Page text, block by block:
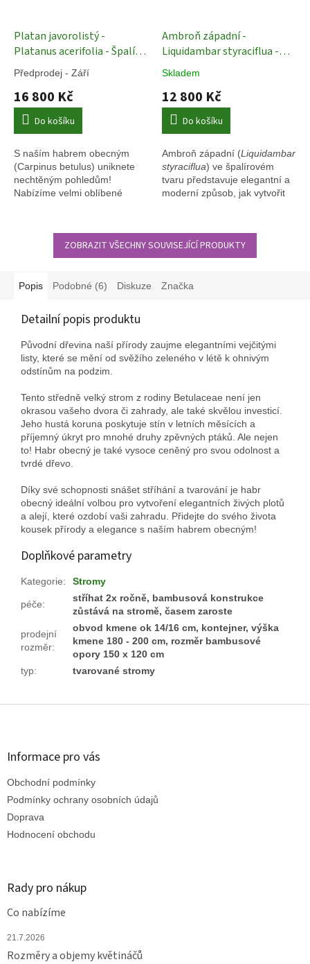
Platan javorolistý -
Platanus acerifolia - Špalír
ok 20/25 Exkluziv
Předprodej - Září
16 800 Kč
Do košíku
S naším habrem obecným
(Carpinus betulus) uniknete
nechtěným pohledům!
Nabízíme velmi oblíbené
Ambroň západní -
Liquidambar styraciflua -
Špalír ok 12/14
Skladem
12 800 Kč
Do košíku
Ambroň západní (Liquidambar
styraciflua) ve špalírovém
tvaru představuje elegantní a
moderní způsob, jak vytvořit
poskytuje příjemné soukromí,
a proto se skvěle hodí
zejména do městských
zástavby.
ZOBRAZIT VŠECHNY SOUVISEJÍCÍ PRODUKTY
Popis Podobné (6) Diskuze Značka
Detailní popis produktu
Původní dřevina naší přírody zaujme elegantními vejčitými
listy, které se mění od svěžího zeleného v létě k ohnivým
odstínům na podzim.
Tento středně velký strom z rodiny Betulaceae není jen
okrasou vašeho dvora či zahrady, ale také skvělou investicí.
Jeho hustá koruna poskytuje stín v letních měsících a
příjemný úkryt pro mnohé druhy zpěvných ptáků. Ale nejen
to! Habr obecný je také vysoce ceněný pro svou odolnost a
tvrdé dřevo.
Díky své schopnosti snášet stříhání a tvarování je habr
obecný ideální volbou pro vytvoření elegantních živých plotů
a alejí, které ozdobí vaši zahradu. Přidejte do svého života
kousek přírody a elegance s naším habrem obecným!
Doplňkové parametry
Kategorie: Stromy
péče:
stříhat 2x ročně, bambusová konstrukce
zůstává na stromě, časem zaroste
prodejní
rozměr:
obvod kmene ok 14/16 cm, kontejner, výška
kmene 180 - 200 cm, rozměr bambusové
opory 150 x 120 cm
typ: tvarované stromy
Z
Informace pro vás
Obchodní podmínky
Podmínky ochrany osobních údajů
Doprava
Hodnocení obchodu
Rady pro nákup
Co nabízíme
21.7.2026
Rozměry a objemy květináčů